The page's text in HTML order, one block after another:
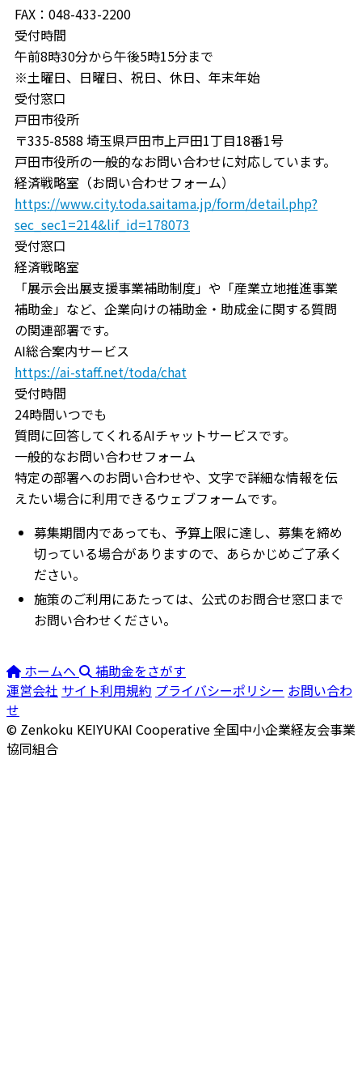
FAX：048-433-2200
受付時間
午前8時30分から午後5時15分まで
※土曜日、日曜日、祝日、休日、年末年始
受付窓口
戸田市役所
〒335-8588 埼玉県戸田市上戸田1丁目18番1号
戸田市役所の一般的なお問い合わせに対応しています。
経済戦略室（お問い合わせフォーム）
https://www.city.toda.saitama.jp/form/detail.php?
sec_sec1=214&lif_id=178073
受付窓口
経済戦略室
「展示会出展支援事業補助制度」や「産業立地推進事業
補助金」など、企業向けの補助金・助成金に関する質問
の関連部署です。
AI総合案内サービス
https://ai-staff.net/toda/chat
受付時間
24時間いつでも
質問に回答してくれるAIチャットサービスです。
一般的なお問い合わせフォーム
特定の部署へのお問い合わせや、文字で詳細な情報を伝
えたい場合に利用できるウェブフォームです。
募集期間内であっても、予算上限に達し、募集を締め
切っている場合がありますので、あらかじめご了承く
ださい。
施策のご利用にあたっては、公式のお問合せ窓口まで
お問い合わせください。
ホームへ
補助金をさがす
運営会社 サイト利用規約 プライバシーポリシー お問い合わ
せ
© Zenkoku KEIYUKAI Cooperative全国中小企業経友会事業
協同組合